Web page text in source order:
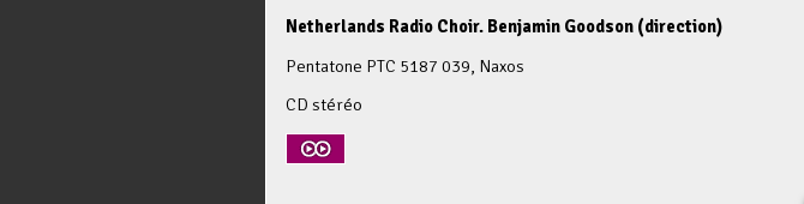
Netherlands Radio Choir. Benjamin Goodson (direction)
Pentatone PTC 5187 039, Naxos
CD stéréo